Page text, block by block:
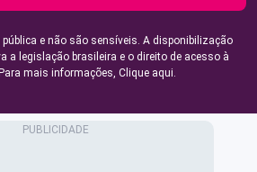
e não são sensíveis. A disponibilização
a legislação brasileira e o direito de acesso à
mais informações, Clique aqui.